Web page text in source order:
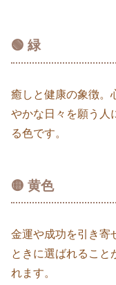
🟢 緑
癒しと健康の象徴。
やかな日々を願う人
る色です。
🟡 黄色
金運や成功を引き寄
ときに選ばれること
れます。